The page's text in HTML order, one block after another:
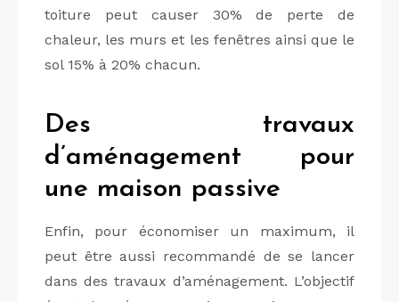
toiture peut causer 30% de perte de
chaleur, les murs et les fenêtres ainsi que le
sol 15% à 20% chacun.
Des travaux
d’aménagement pour
une maison passive
Enfin, pour économiser un maximum, il
peut être aussi recommandé de se lancer
dans des travaux d’aménagement. L’objectif